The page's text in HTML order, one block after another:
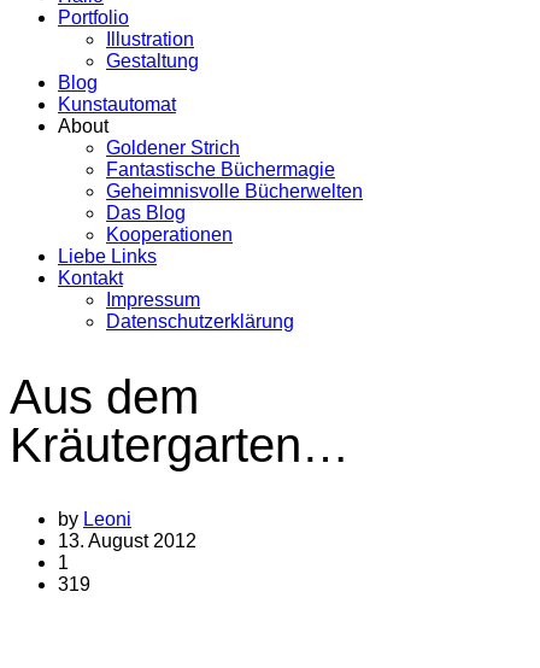
Portfolio
Illustration
Gestaltung
Blog
Kunstautomat
About
Goldener Strich
Fantastische Büchermagie
Geheimnisvolle Bücherwelten
Das Blog
Kooperationen
Liebe Links
Kontakt
Impressum
Datenschutzerklärung
Aus dem
Kräutergarten…
by Leoni
13. August 2012
1
319